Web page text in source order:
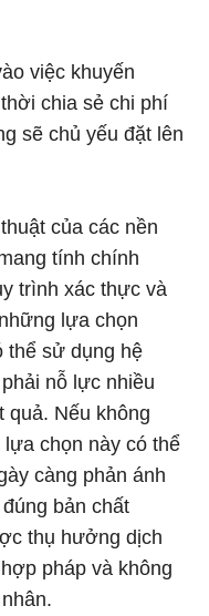
việc khuyến
chia sẻ chi phí
sẽ chủ yếu đặt lên
của các nền
tính chính
trình xác thực và
lựa chọn
thể sử dụng hệ
nỗ lực nhiều
quả. Nếu không
chọn này có thể
càng phản ánh
bản chất
thụ hưởng dịch
pháp và không